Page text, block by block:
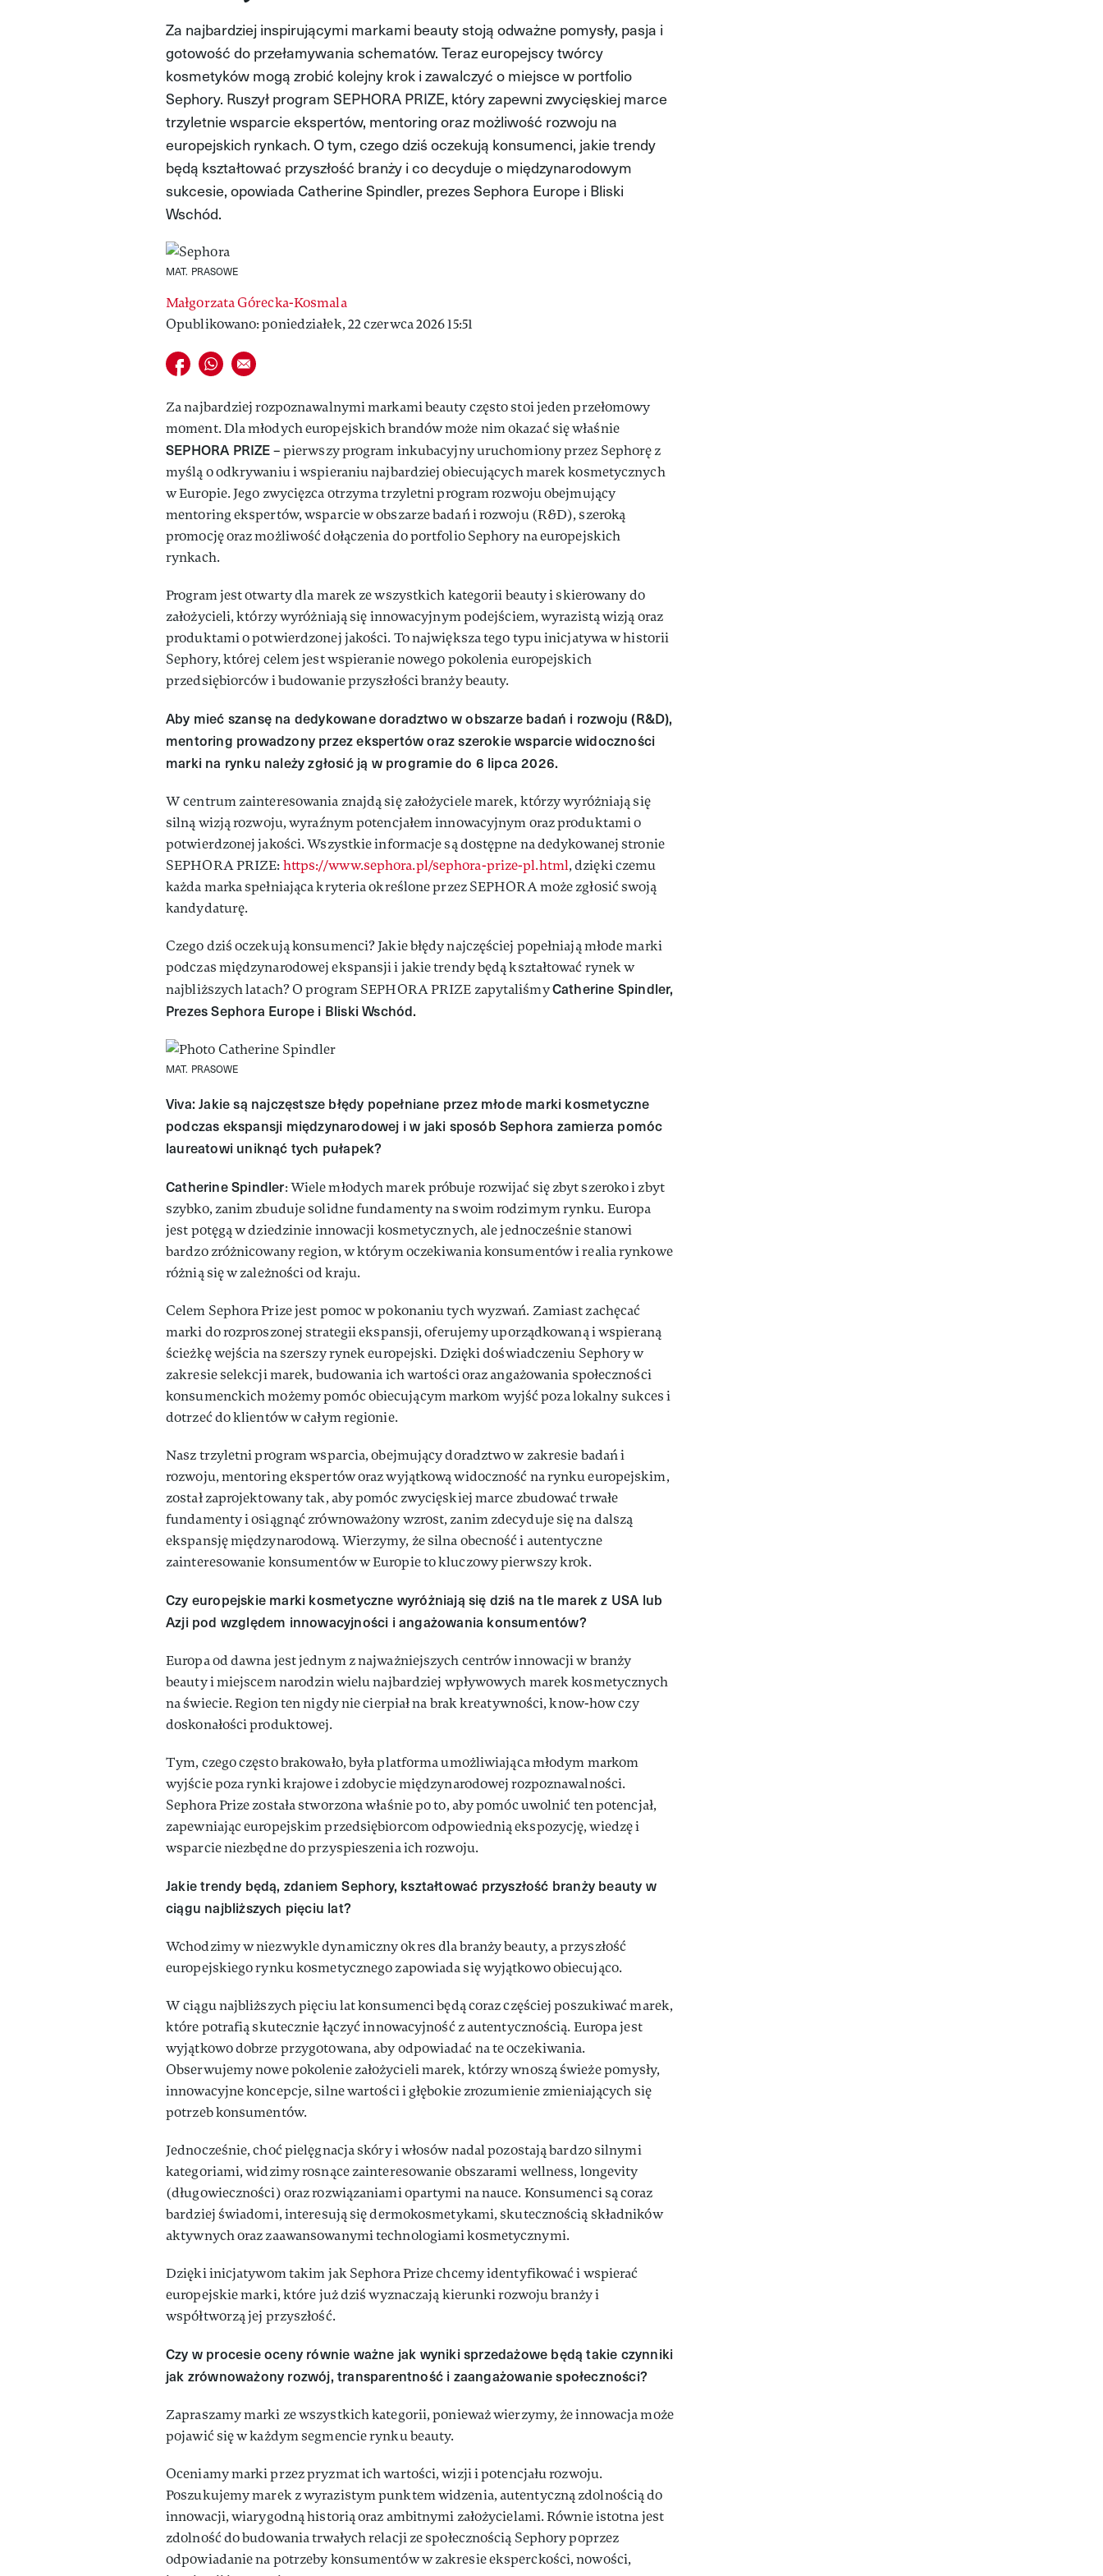
Za najbardziej inspirującymi markami beauty stoją odważne pomysły, pasja i
gotowość do przełamywania schematów. Teraz europejscy twórcy
kosmetyków mogą zrobić kolejny krok i zawalczyć o miejsce w portfolio
Sephory. Ruszył program SEPHORA PRIZE, który zapewni zwycięskiej marce
trzyletnie wsparcie ekspertów, mentoring oraz możliwość rozwoju na
europejskich rynkach. O tym, czego dziś oczekują konsumenci, jakie trendy
będą kształtować przyszłość branży i co decyduje o międzynarodowym
sukcesie, opowiada Catherine Spindler, prezes Sephora Europe i Bliski
Wschód.
MAT. PRASOWE
Małgorzata Górecka-Kosmala
Opublikowano: poniedziałek, 22 czerwca 2026 15:51
Udostępnij na facebook
Udostępnij na whatsapp
E-mail do przyjaciela
Za najbardziej rozpoznawalnymi markami beauty często stoi jeden przełomowy
moment. Dla młodych europejskich brandów może nim okazać się właśnie
SEPHORA PRIZE– pierwszy program inkubacyjny uruchomiony przez Sephorę z
myślą o odkrywaniu i wspieraniu najbardziej obiecujących marek kosmetycznych
w Europie. Jego zwycięzca otrzyma trzyletni program rozwoju obejmujący
mentoring ekspertów, wsparcie w obszarze badań i rozwoju (R&D), szeroką
promocję oraz możliwość dołączenia do portfolio Sephory na europejskich
rynkach.
Program jest otwarty dla marek ze wszystkich kategorii beauty i skierowany do
założycieli, którzy wyróżniają się innowacyjnym podejściem, wyrazistą wizją oraz
produktami o potwierdzonej jakości. To największa tego typu inicjatywa w historii
Sephory, której celem jest wspieranie nowego pokolenia europejskich
przedsiębiorców i budowanie przyszłości branży beauty.
Aby mieć szansę na dedykowane doradztwo w obszarze badań i rozwoju (R&D),
mentoring prowadzony przez ekspertów oraz szerokie wsparcie widoczności
marki na rynku należy zgłosić ją w programie do 6 lipca 2026.
W centrum zainteresowania znajdą się założyciele marek, którzy wyróżniają się
silną wizją rozwoju, wyraźnym potencjałem innowacyjnym oraz produktami o
potwierdzonej jakości. Wszystkie informacje są dostępne na dedykowanej stronie
SEPHORA PRIZE: https://www.sephora.pl/sephora-prize-pl.html, dzięki czemu
każda marka spełniająca kryteria określone przez SEPHORA może zgłosić swoją
kandydaturę.
Czego dziś oczekują konsumenci? Jakie błędy najczęściej popełniają młode marki
podczas międzynarodowej ekspansji i jakie trendy będą kształtować rynek w
najbliższych latach? O program SEPHORA PRIZE zapytaliśmyCatherine Spindler,
Prezes Sephora Europe i Bliski Wschód.
MAT. PRASOWE
Viva: Jakie są najczęstsze błędy popełniane przez młode marki kosmetyczne
podczas ekspansji międzynarodowej i w jaki sposób Sephora zamierza pomóc
laureatowi uniknąć tych pułapek?
Catherine Spindler: Wiele młodych marek próbuje rozwijać się zbyt szeroko i zbyt
szybko, zanim zbuduje solidne fundamenty na swoim rodzimym rynku. Europa
jest potęgą w dziedzinie innowacji kosmetycznych, ale jednocześnie stanowi
bardzo zróżnicowany region, w którym oczekiwania konsumentów i realia rynkowe
różnią się w zależności od kraju.
Celem Sephora Prize jest pomoc w pokonaniu tych wyzwań. Zamiast zachęcać
marki do rozproszonej strategii ekspansji, oferujemy uporządkowaną i wspieraną
ścieżkę wejścia na szerszy rynek europejski. Dzięki doświadczeniu Sephory w
zakresie selekcji marek, budowania ich wartości oraz angażowania społeczności
konsumenckich możemy pomóc obiecującym markom wyjść poza lokalny sukces i
dotrzeć do klientów w całym regionie.
Nasz trzyletni program wsparcia, obejmujący doradztwo w zakresie badań i
rozwoju, mentoring ekspertów oraz wyjątkową widoczność na rynku europejskim,
został zaprojektowany tak, aby pomóc zwycięskiej marce zbudować trwałe
fundamenty i osiągnąć zrównoważony wzrost, zanim zdecyduje się na dalszą
ekspansję międzynarodową. Wierzymy, że silna obecność i autentyczne
zainteresowanie konsumentów w Europie to kluczowy pierwszy krok.
Czy europejskie marki kosmetyczne wyróżniają się dziś na tle marek z USA lub
Azji pod względem innowacyjności i angażowania konsumentów?
Europa od dawna jest jednym z najważniejszych centrów innowacji w branży
beauty i miejscem narodzin wielu najbardziej wpływowych marek kosmetycznych
na świecie. Region ten nigdy nie cierpiał na brak kreatywności, know-how czy
doskonałości produktowej.
Tym, czego często brakowało, była platforma umożliwiająca młodym markom
wyjście poza rynki krajowe i zdobycie międzynarodowej rozpoznawalności.
Sephora Prize została stworzona właśnie po to, aby pomóc uwolnić ten potencjał,
zapewniając europejskim przedsiębiorcom odpowiednią ekspozycję, wiedzę i
wsparcie niezbędne do przyspieszenia ich rozwoju.
Jakie trendy będą, zdaniem Sephory, kształtować przyszłość branży beauty w
ciągu najbliższych pięciu lat?
Wchodzimy w niezwykle dynamiczny okres dla branży beauty, a przyszłość
europejskiego rynku kosmetycznego zapowiada się wyjątkowo obiecująco.
W ciągu najbliższych pięciu lat konsumenci będą coraz częściej poszukiwać marek,
które potrafią skutecznie łączyć innowacyjność z autentycznością. Europa jest
wyjątkowo dobrze przygotowana, aby odpowiadać na te oczekiwania.
Obserwujemy nowe pokolenie założycieli marek, którzy wnoszą świeże pomysły,
innowacyjne koncepcje, silne wartości i głębokie zrozumienie zmieniających się
potrzeb konsumentów.
Jednocześnie, choć pielęgnacja skóry i włosów nadal pozostają bardzo silnymi
kategoriami, widzimy rosnące zainteresowanie obszarami wellness, longevity
(długowieczności) oraz rozwiązaniami opartymi na nauce. Konsumenci są coraz
bardziej świadomi, interesują się dermokosmetykami, skutecznością składników
aktywnych oraz zaawansowanymi technologiami kosmetycznymi.
Dzięki inicjatywom takim jak Sephora Prize chcemy identyfikować i wspierać
europejskie marki, które już dziś wyznaczają kierunki rozwoju branży i
współtworzą jej przyszłość.
Czy w procesie oceny równie ważne jak wyniki sprzedażowe będą takie czynniki
jak zrównoważony rozwój, transparentność i zaangażowanie społeczności?
Zapraszamy marki ze wszystkich kategorii, ponieważ wierzymy, że innowacja może
pojawić się w każdym segmencie rynku beauty.
Oceniamy marki przez pryzmat ich wartości, wizji i potencjału rozwoju.
Poszukujemy marek z wyrazistym punktem widzenia, autentyczną zdolnością do
innowacji, wiarygodną historią oraz ambitnymi założycielami. Równie istotna jest
zdolność do budowania trwałych relacji ze społecznością Sephory poprzez
odpowiadanie na potrzeby konsumentów w zakresie eksperckości, nowości,